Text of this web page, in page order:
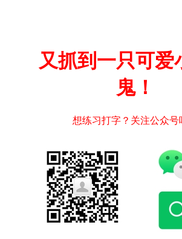
又抓到一只可爱
鬼！
想练习打字？关注公众号